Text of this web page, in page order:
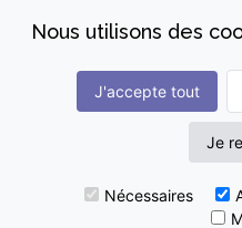
© 2026 Tous
Conception et
Nous utilisons des
J'accepte tout
Je
Nécessaires